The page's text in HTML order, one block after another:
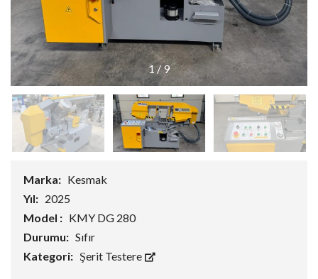
1/9
Marka: Kesmak
Yıl: 2025
Model : KMY DG 280
Durumu: Sıfır
Kategori: Şerit Testere